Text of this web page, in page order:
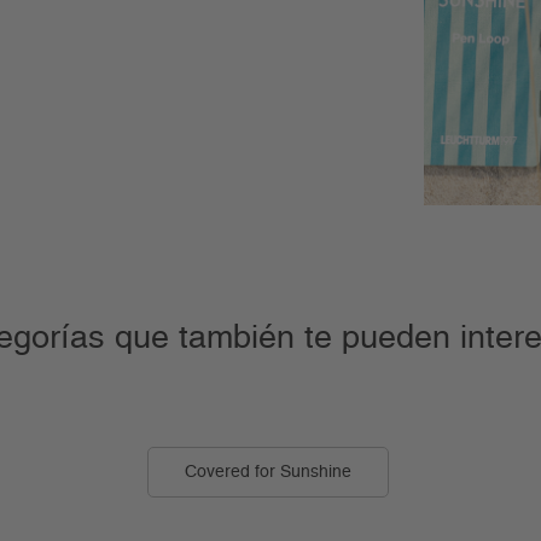
que también te pueden
Covered for Sunshine